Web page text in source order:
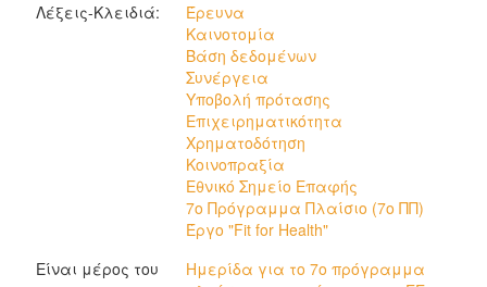
Λέξεις-Κλειδιά:
Έρευνα
Καινοτομία
Βάση δεδομένων
Συνέργεια
Υποβολή πρότασης
Επιχειρηματικότητα
Χρηματοδότηση
Κοινοπραξία
Εθνικό Σημείο Επαφής
7ο Πρόγραμμα Πλαίσιο (7ο ΠΠ)
Έργο "Fit for Health"
Είναι μέρος του
Ημερίδα για το 7ο πρόγραμμα